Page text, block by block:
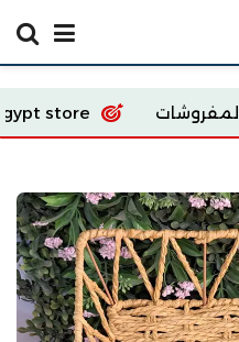
Ecoway Egypt store